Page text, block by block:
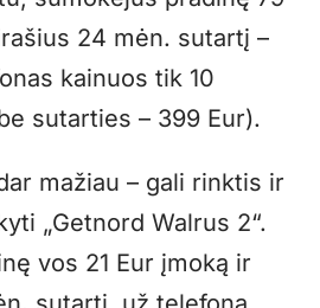
24 mėn. sutartį –
kainuos tik 10
sutarties – 399 Eur).
mažiau – gali rinktis ir
„Getnord Walrus 2“.
vos 21 Eur įmoką ir